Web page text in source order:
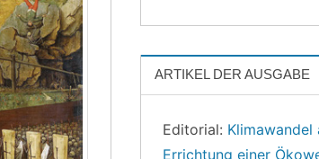
ARTIKEL DER AUSGABE
Editorial:
Errichtung einer